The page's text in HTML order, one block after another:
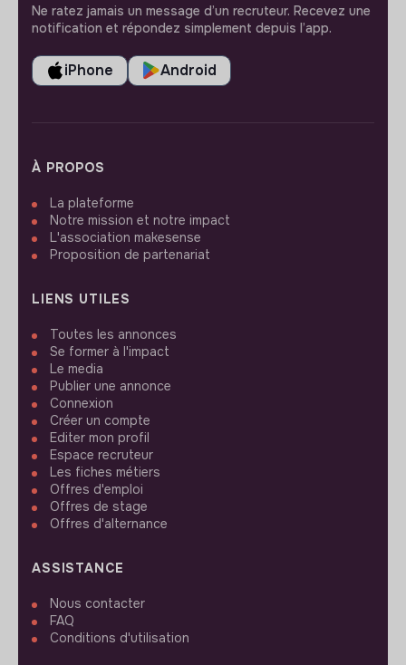
Ne ratez jamais un message d’un recruteur. Recevez une
notification et répondez simplement depuis l’app.
iPhone Android
À PROPOS
La plateforme
Notre mission et notre impact
L'association makesense
Proposition de partenariat
LIENS UTILES
Toutes les annonces
Se former à l'impact
Le media
Publier une annonce
Connexion
Créer un compte
Editer mon profil
Espace recruteur
Les fiches métiers
Offres d'emploi
Offres de stage
Offres d'alternance
ASSISTANCE
Nous contacter
FAQ
Conditions d'utilisation